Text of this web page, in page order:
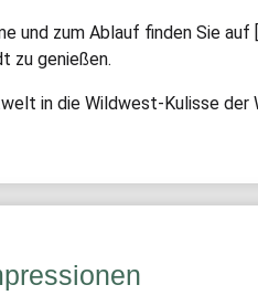
und zum Ablauf finden Sie
zu genießen.
in die Wildwest-Kulisse